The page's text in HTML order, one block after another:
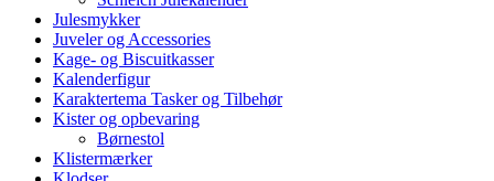
Julesmykker
Juveler og Accessories
Kage- og Biscuitkasser
Kalenderfigur
Karaktertema Tasker og Tilbehør
Kister og opbevaring
Børnestol
Klistermærker